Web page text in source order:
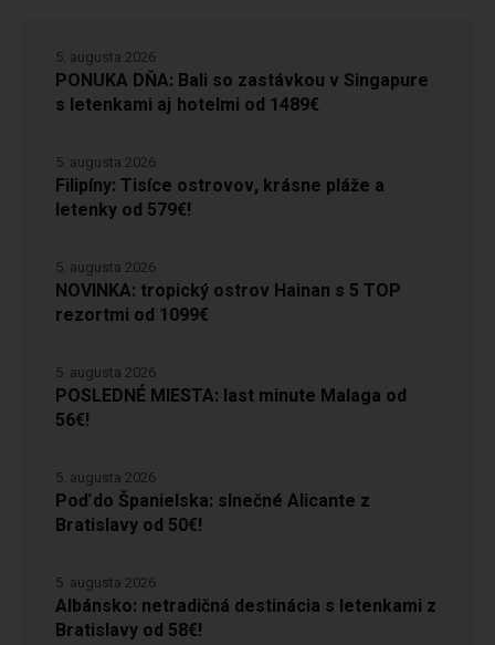
PONUKA DŇA: Bali so zastávkou v Singapure
s letenkami aj hotelmi od 1489€
5. augusta 2026
Filipíny: Tisíce ostrovov, krásne pláže a
letenky od 579€!
5. augusta 2026
NOVINKA: tropický ostrov Hainan s 5 TOP
rezortmi od 1099€
5. augusta 2026
POSLEDNÉ MIESTA: last minute Malaga od
56€!
5. augusta 2026
Poď do Španielska: slnečné Alicante z
Bratislavy od 50€!
5. augusta 2026
Albánsko: netradičná destinácia s letenkami z
Bratislavy od 58€!
5. augusta 2026